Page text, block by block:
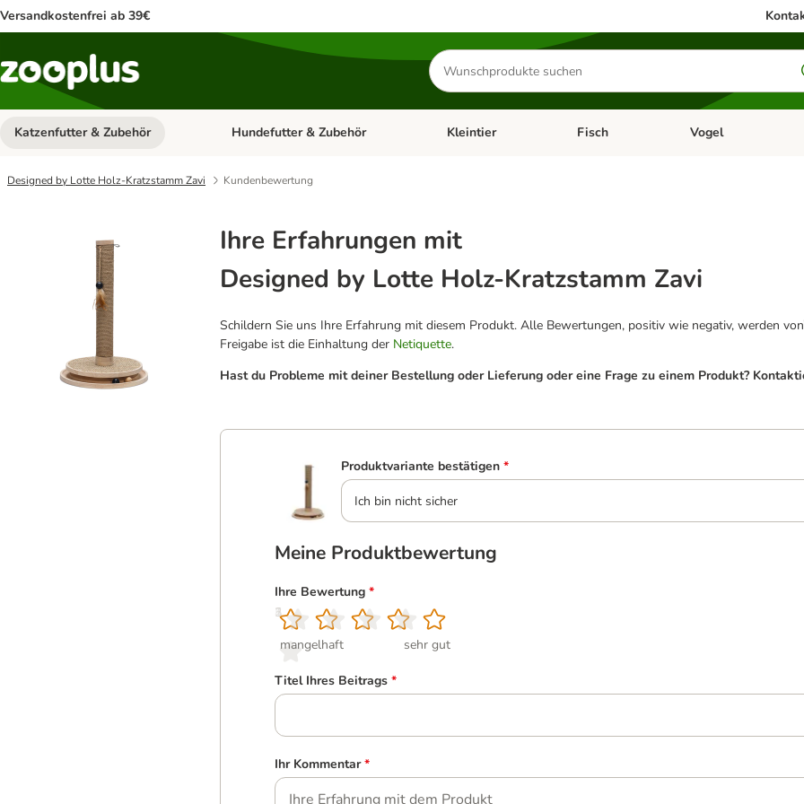
Versandkostenfrei ab 39€
Produkte
suchen
Katzenfutter & Zubehör Kategorie-Menü öffnen: Katzenfutter & Zubehör
Hundefutter & Zubehör Kategorie-Menü öffnen: Hundefutter & Zubehör
Kleintier Kategorie-Menü öffnen: Kleintier
Fisch Kategorie-Menü
Vogel
Designed by Lotte Holz-Kratzstamm Zavi Kundenbewertung
Ihre Erfahrungen mit
Designed by Lotte Holz-Kratzstamm Zavi
Schildern Sie uns Ihre Erfahrung mit diesem Produkt. Alle Bewertungen, positiv wie negativ, werden
Freigabe ist die Einhaltung der Netiquette.
Hast du Probleme mit deiner Bestellung oder Lieferung oder eine Frage zu einem Produkt?
Produktvariante bestätigen *
Ich bin nicht sicher
Meine Produktbewertung
Ihre Bewertung *
1
mangelhaft
2
3
4
5
sehr gut
Titel Ihres Beitrags *
Ihr Kommentar *